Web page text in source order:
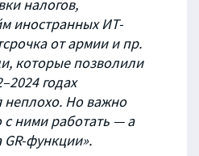
налогов,
иностранных ИТ-
от армии и пр.
которые позволили
годах
неплохо. Но важно
с ними работать — а
GR-функции».